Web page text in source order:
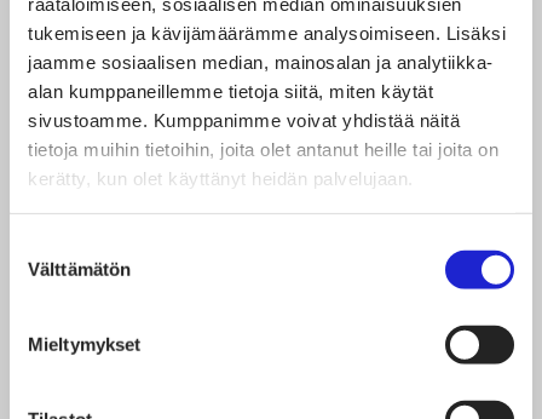
tukemiseen ja kävijämäärämme analysoimiseen. Lisäksi
jaamme sosiaalisen median, mainosalan ja analytiikka-
alan kumppaneillemme tietoja siitä, miten käytät
sivustoamme. Kumppanimme voivat yhdistää näitä
tietoja muihin tietoihin, joita olet antanut heille tai joita on
kerätty, kun olet käyttänyt heidän palvelujaan.
valinta
Välttämätön
Mieltymykset
Korona jakoi yritykset
kahteen kastiin –
paikallisen sopimisen
tarve korostuu
Yrityskysely: Pitkittyvä
yrityksiä – moni on
vaikeuksissa, mutta